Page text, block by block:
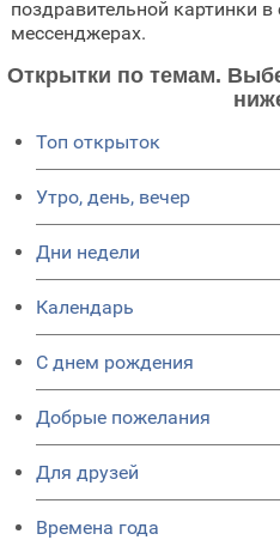
поздравительной картинки
мессенджерах.
Открытки по темам.
Топ открыток
Утро, день, вечер
Дни недели
Календарь
C днем рождения
Добрые пожелания
Для друзей
Времена года